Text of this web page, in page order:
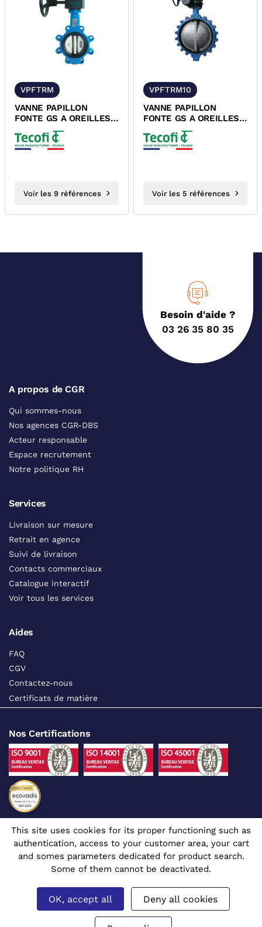
VPFTRM
VANNE PAPILLON
FONTE GS A OREILLES
TARAUDEES + RM
VPG4648-08 EPDM...
Voir les 9 références
VPFTRM10
VANNE PAPILLON
FONTE GS A OREILLES
TARAUDEES + RM
VPE4608-08 EPDM...
Voir les 5 références
Besoin d'aide ?
03 26 35 80 35
A propos de CGR
Qui sommes-nous
Nos agences CGR-DBS
Acteur responsable
Espace recrutement
Notre politique RH
Services
Livraison sur mesure
Retrait en agence
Suivi de livraison
Contacts commerciaux
Catalogue interactif
Voir tous les services
Aides
FAQ
CGV
Contactez-nous
Certificats de matière
Nos Certifications
Suivez-nous sur les réseaux sociaux
Site dédié aux professionnels
© 1980 - 2026 CGR - Tous droits réservés
Prix affichés en euros et hors TVA.
This site uses cookies for its proper functioning such as
authentication, access to your customer area, your cart
and somes parameters dedicated for product search.
Some of them cannot be deactivated.
OK, accept all Deny all cookies